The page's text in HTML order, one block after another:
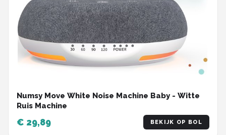
Numsy Move White Noise Machine Baby - Witte
Ruis Machine
€ 29,89 BEKIJK OP BOL